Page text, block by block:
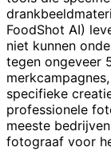
FoodShot AI)
niet kunnen
tegen ongeveer
specifieke
professionele
meeste
fotograaf voor